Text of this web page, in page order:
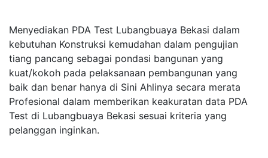
Menyediakan PDA Test Lubangbuaya Bekasi dalam
kebutuhan Konstruksi kemudahan dalam pengujian
tiang pancang sebagai pondasi bangunan yang
kuat/kokoh pada pelaksanaan pembangunan yang
baik dan benar hanya di Sini Ahlinya secara merata
Profesional dalam memberikan keakuratan data PDA
Test di Lubangbuaya Bekasi sesuai kriteria yang
pelanggan inginkan.